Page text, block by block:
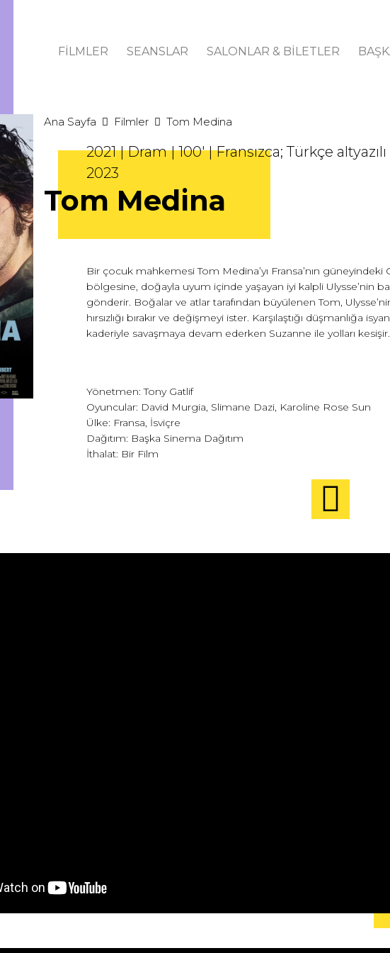
FİLMLER SEANSLAR SALONLAR & BİLETLER
Ana Sayfa Filmler Tom Medina
2021 | Dram | 100' | Fransızca; Türkçe
2023
Tom Medina
Bir çocuk mahkemesi Tom Medina’yı Fransa’nın güneyindeki
bölgesine, doğayla uyum içinde yaşayan iyi kalpli Ulysse’nin
gönderir. Boğalar ve atlar tarafından büyülenen Tom,
hırsızlığı bırakır ve değişmeyi ister. Karşılaştığı düşmanlığa
kaderiyle savaşmaya devam ederken Suzanne ile yolları kesişir.
Yönetmen: Tony Gatlif
Oyuncular: David Murgia, Slimane Dazi, Karoline Rose Sun
Ülke: Fransa, İsviçre
Dağıtım: Başka Sinema Dağıtım
İthalat: Bir Film